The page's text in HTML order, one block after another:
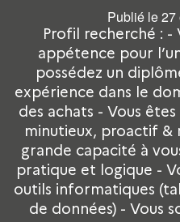
Publié le 27
Profil recherché : -
appétence pour
possédez un
expérience dans le
des achats - Vous
minutieux, proactif &
grande capacité à
pratique et logique -
outils informatiques
de données) - Vous